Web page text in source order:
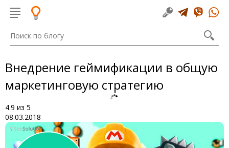
Внедрение геймификации в общую
маркетинговую стратегию
4.9 из 5
08.03.2018